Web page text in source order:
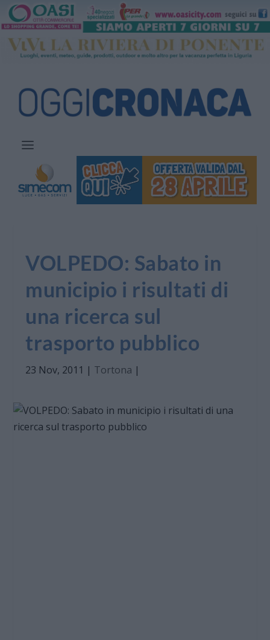
VOLPEDO: Sabato in
municipio i risultati di
una ricerca sul
trasporto pubblico
23 Nov, 2011 | Tortona |